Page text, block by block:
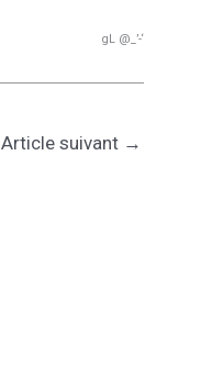
gL @_’-‘
Article suivant →